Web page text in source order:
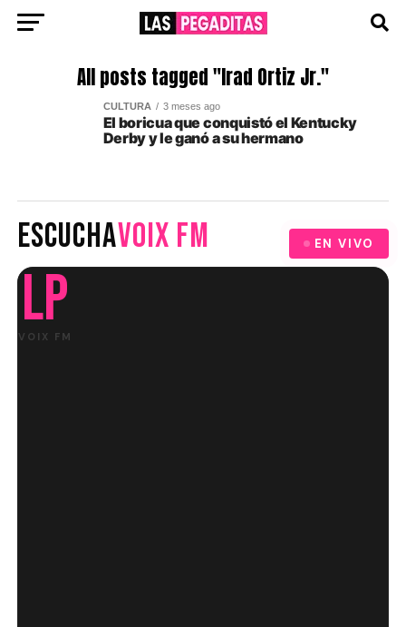
All posts tagged "Irad Ortiz Jr."
CULTURA 3 meses ago
El boricua que conquistó el Kentucky
Derby y le ganó a su hermano
ESCUCHAVOIX FM EN VIVO
LP
VOIX FM